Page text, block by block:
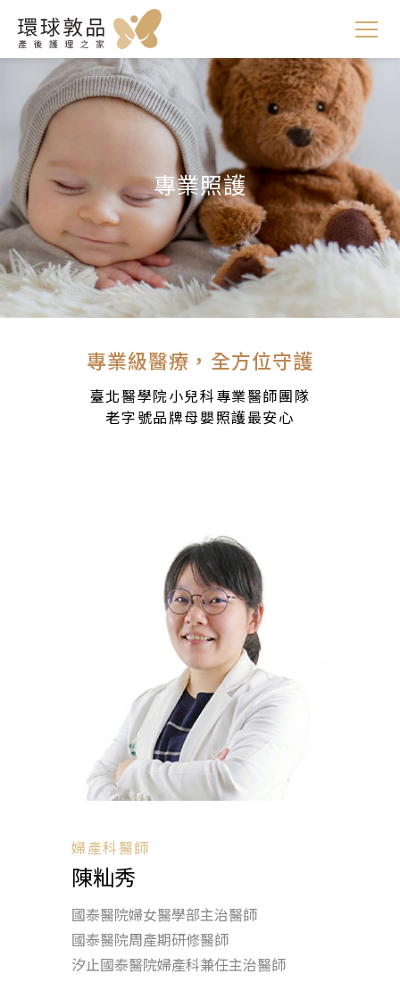
專業照護
專業級醫療，全方位守護
臺北醫學院小兒科專業醫師團隊
老字號品牌母嬰照護最安心
婦產科醫師
陳籼秀
國泰醫院婦女醫學部主治醫師
國泰醫院周產期研修醫師
汐止國泰醫院婦產科兼任主治醫師